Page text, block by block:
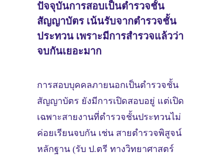
ปัจจุบันการสอบเป็นตำรวจชั้น
สัญญาบัตร เน้นรับจากตำรวจชั้น
ประทวน เพราะมีการสำรวจแล้วว่า
จบกันเยอะมาก
การสอบบุคคลภายนอกเป็นตำรวจชั้น
สัญญาบัตร ยังมีการเปิดสอบอยู่ แต่เปิด
เฉพาะสายงานที่ตำรวจชั้นประทวนไม่
ค่อยเรียนจบกัน เช่น สายตำรวจพิสูจน์
หลักฐาน (รับ ป.ตรี ทางวิทยาศาสตร์